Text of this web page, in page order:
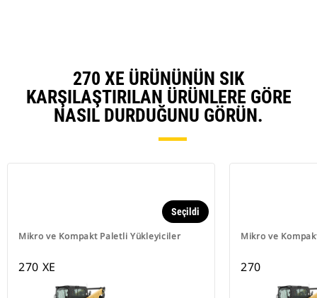
270 XE ÜRÜNÜNÜN SIK
KARŞILAŞTIRILAN ÜRÜNLERE GÖRE
NASIL DURDUĞUNU GÖRÜN.
Mikro ve Kompakt Paletli Yükleyiciler
Seçildi
270 XE
Mikro ve
270